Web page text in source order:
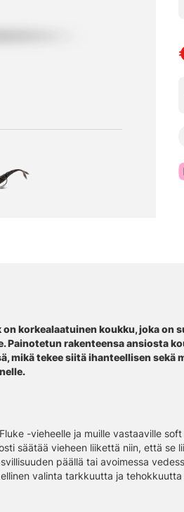
korkealaatuinen koukku, joka on
rakenteensa ansiosta
mikä tekee siitä ihanteellisen sekä
-vieheelle ja muille vastaaville
säätää vieheen liikettä niin, että se
päällä tai avoimessa
valinta tarkkuutta ja tehokkuutta